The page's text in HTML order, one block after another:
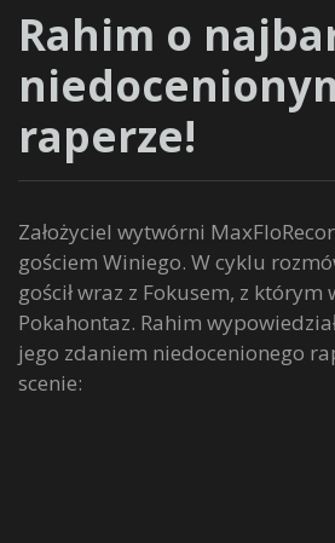
Rahim o
raperze!
Założyciel wytwórni
gościem Winiego. W cyklu
gościł wraz z Fokusem, z którym
Pokahontaz. Rahim
jego zdaniem niedocenionego
scenie: